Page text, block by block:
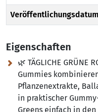
Veröffentlichungsdatum
Eigenschaften
🌿 TÄGLICHE GRÜNE
Gummies
Pflanzenextrakte,
in praktischer
Greens einfach in